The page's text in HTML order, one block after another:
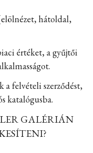
hátoldal,
értéket, a gyűjtői
a felvételi szerződést,
katalógusba.
GALÉRIÁN